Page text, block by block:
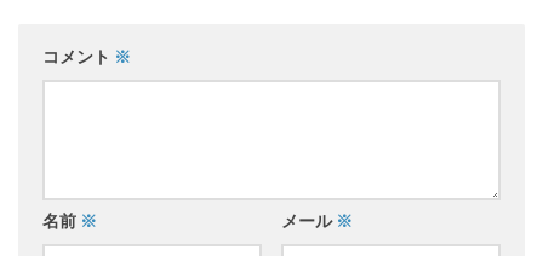
コメント ※
名前 ※ メール ※